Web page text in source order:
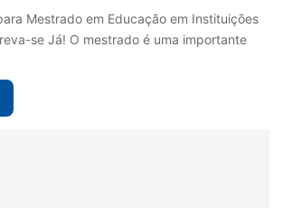
Mestrado em Educação em Instituições
se Já! O mestrado é uma importante